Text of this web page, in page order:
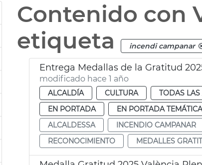
Contenido con
etiqueta
incendi campanar
Entrega Medallas de la Gratitud
modificado hace 1 año
ALCALDÍA CULTURA TODAS
EN PORTADA
EN PORTADA TEMÁTICA
ALCALDESSA
INCENDIO CAMPANAR
RECONOCIMIENTO
MEDALLES